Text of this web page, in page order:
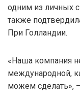
одним из личных
также
При Голландии.
«Наша компания
международной,
можем сделать»,